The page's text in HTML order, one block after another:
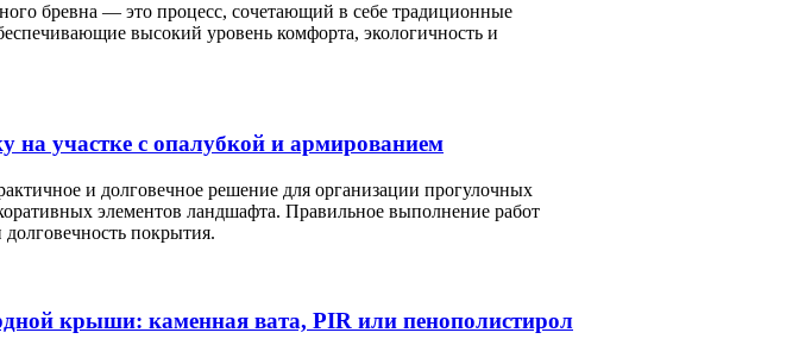
бревна — это процесс, сочетающий в себе традиционные
высокий уровень комфорта, экологичность и
на участке с опалубкой и армированием
и долговечное решение для организации прогулочных
элементов ландшафта. Правильное выполнение работ
долговечность покрытия.
крыши: каменная вата, PIR или пенополистирол